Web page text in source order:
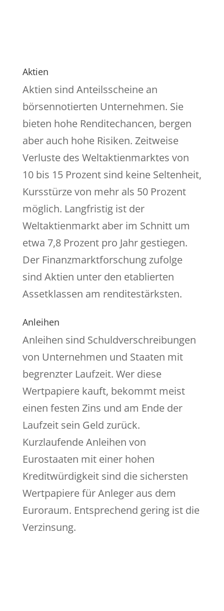
Aktien
Aktien sind Anteilsscheine an
börsennotierten Unternehmen. Sie
bieten hohe Renditechancen, bergen
aber auch hohe Risiken. Zeitweise
Verluste des Weltaktienmarktes von
10 bis 15 Prozent sind keine Seltenheit,
Kursstürze von mehr als 50 Prozent
möglich. Langfristig ist der
Weltaktienmarkt aber im Schnitt um
etwa 7,8 Prozent pro Jahr gestiegen.
Der Finanzmarktforschung zufolge
sind Aktien unter den etablierten
Assetklassen am renditestärksten.
Anleihen
Anleihen sind Schuldverschreibungen
von Unternehmen und Staaten mit
begrenzter Laufzeit. Wer diese
Wertpapiere kauft, bekommt meist
einen festen Zins und am Ende der
Laufzeit sein Geld zurück.
Kurzlaufende Anleihen von
Eurostaaten mit einer hohen
Kreditwürdigkeit sind die sichersten
Wertpapiere für Anleger aus dem
Euroraum. Entsprechend gering ist die
Verzinsung.